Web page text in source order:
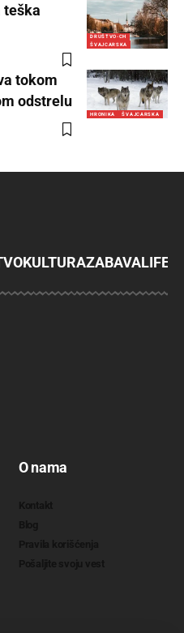
DRUŠTVO-CH
ŠVAJCARSKA
teška
HRONIKA ŠVAJCARSKA
tokom
odstrelu
KULTURAZABAVA
O nama